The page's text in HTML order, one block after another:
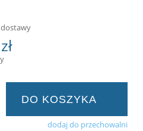
dostawy
DO KOSZYKA
dodaj do przechowalni